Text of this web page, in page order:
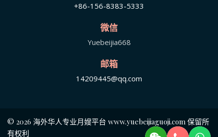
+86-156-8383-5333
微信
Yuebeijia668
邮箱
14209445@qq.com
© 2026 海外华人专业月嫂平台 www.yuebeijiaguoji.com 保留所
有权利